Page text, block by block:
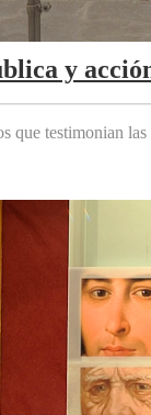
y
que testimonian